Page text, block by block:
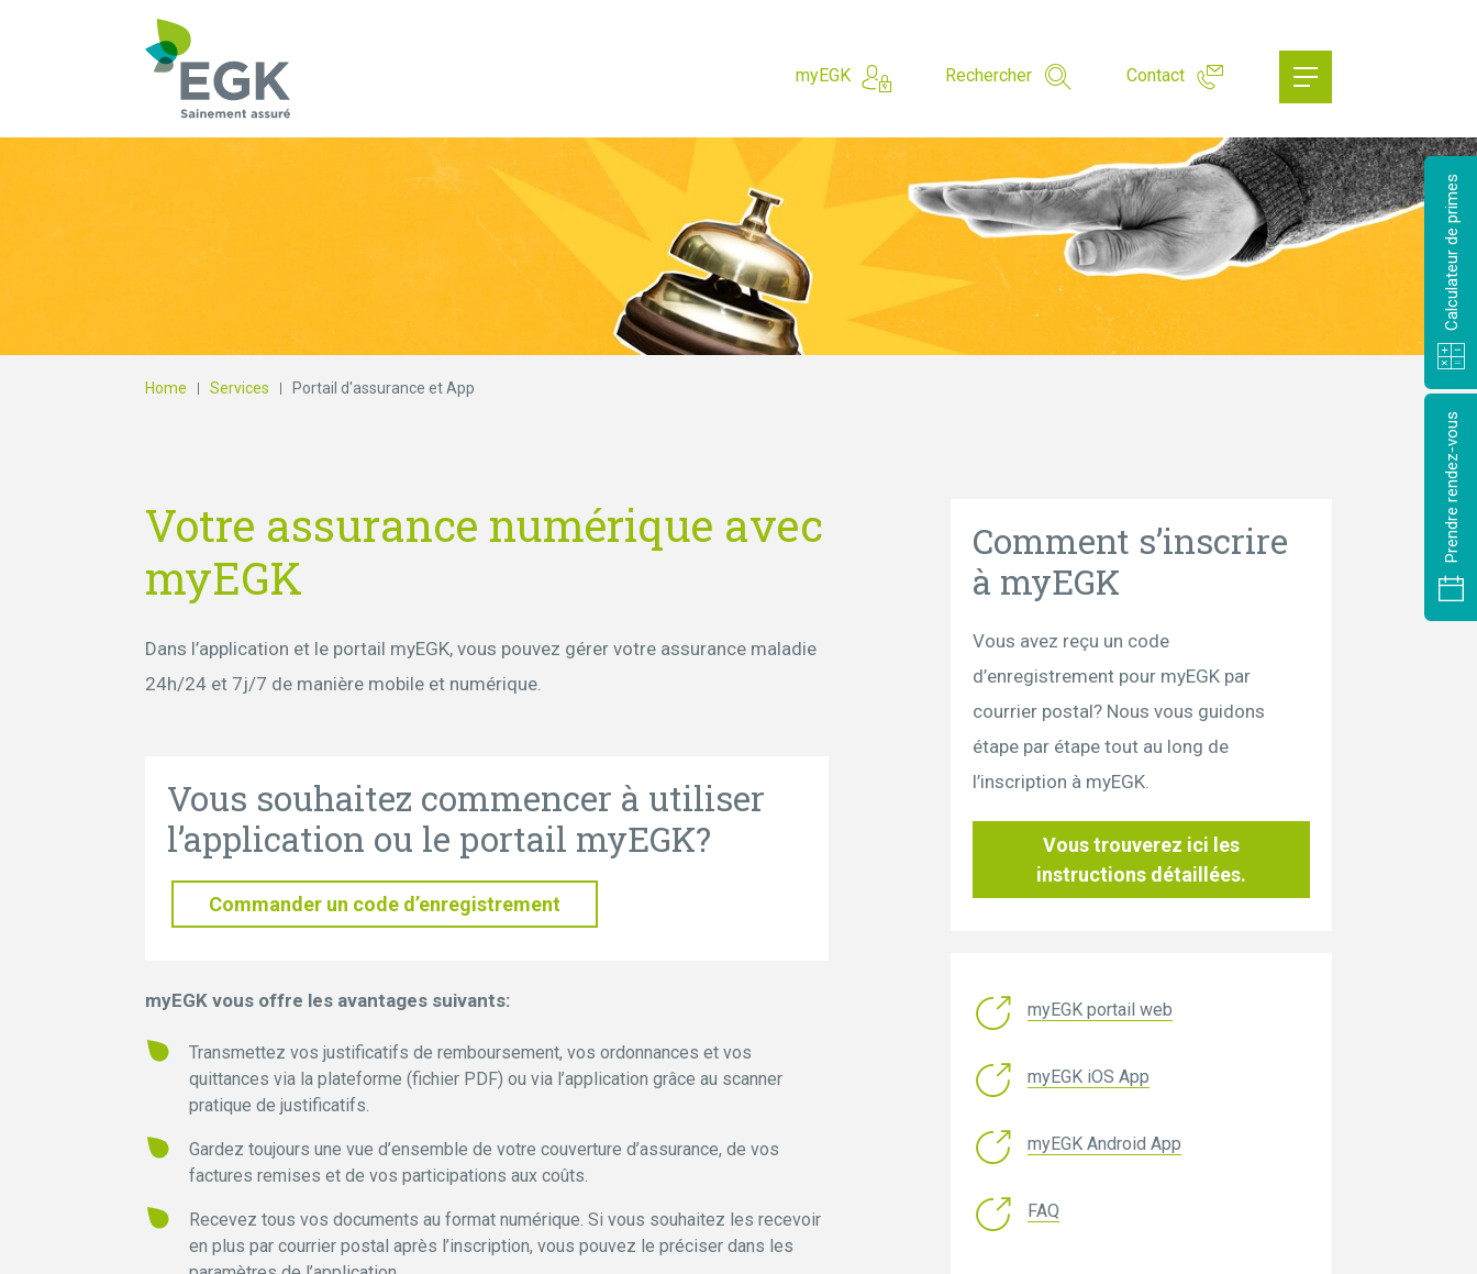
Calculateur de primes
Prendre rendez-vous
myEGK Rechercher Contact
Home Services Portail d'assurance et App
Votre assurance numérique avec
myEGK
Dans l’application et le portail myEGK, vous pouvez gérer votre assurance maladie
24h/24 et 7j/7 de manière mobile et numérique.
Vous souhaitez commencer à utiliser
l’application ou le portail myEGK?
Commander un code d’enregistrement
myEGK vous offre les avantages suivants:
Transmettez vos justificatifs de remboursement, vos ordonnances et vos
quittances via la plateforme (fichier PDF) ou via l’application grâce au scanner
pratique de justificatifs.
Gardez toujours une vue d’ensemble de votre couverture d’assurance, de vos
factures remises et de vos participations aux coûts.
Recevez tous vos documents au format numérique. Si vous souhaitez les recevoir
en plus par courrier postal après l’inscription, vous pouvez le préciser dans les
Comment s’inscrire
à myEGK
Vous avez reçu un code
d’enregistrement pour myEGK par
courrier postal? Nous vous guidons
étape par étape tout au long de
l’inscription à myEGK.
Vous trouverez ici les
instructions détaillées.
myEGK portail web
myEGK iOS App
myEGK Android App
FAQ
Qu'est-ce que vous cherchez?